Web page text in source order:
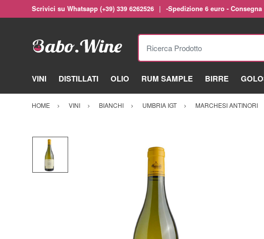
Scrivici su Whatsapp (+39) 339 6262526 -Spedizione 6 euro - Consegna
Ricerca Prodotto
VINI DISTILLATI OLIO RUM SAMPLE BIRRE
HOME VINI BIANCHI UMBRIA IGT MARCHESI ANTINORI